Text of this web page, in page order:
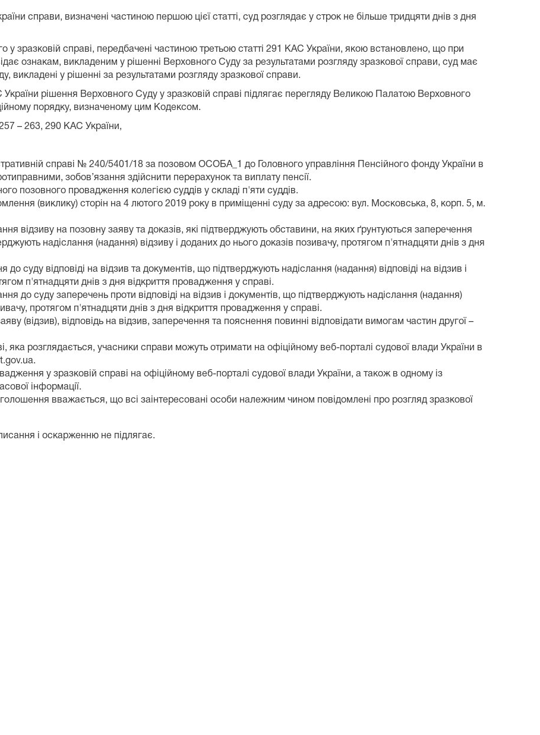
справи, визначені частиною першою цієї статті, суд розглядає у строк не більше тридцяти днів з дня
у зразковій справі, передбачені частиною третьою статті 291 КАС України, якою встановлено, що при
ознакам, викладеним у рішенні Верховного Суду за результатами розгляду зразкової справи, суд має
викладені у рішенні за результатами розгляду зразкової справи.
рішення Верховного Суду у зразковій справі підлягає перегляду Великою Палатою Верховного
порядку, визначеному цим Кодексом.
– 263, 290 КАС України,
справі № 240/5401/18 за позовом ОСОБА_1 до Головного управління Пенсійного фонду України в
зобов’язання здійснити перерахунок та виплату пенсії.
позовного провадження колегією суддів у складі п'яти суддів.
(виклику) сторін на 4 лютого 2019 року в приміщенні суду за адресою: вул. Московська, 8, корп. 5, м.
відзиву на позовну заяву та доказів, які підтверджують обставини, на яких ґрунтуються заперечення
надіслання (надання) відзиву і доданих до нього доказів позивачу, протягом п'ятнадцяти днів з дня
суду відповіді на відзив та документів, що підтверджують надіслання (надання) відповіді на відзив і
п'ятнадцяти днів з дня відкриття провадження у справі.
до суду заперечень проти відповіді на відзив і документів, що підтверджують надіслання (надання)
протягом п'ятнадцяти днів з дня відкриття провадження у справі.
(відзив), відповідь на відзив, заперечення та пояснення повинні відповідати вимогам частин другої –
яка розглядається, учасники справи можуть отримати на офіційному веб-порталі судової влади України в
у зразковій справі на офіційному веб-порталі судової влади України, а також в одному із
інформації.
вважається, що всі заінтересовані особи належним чином повідомлені про розгляд зразкової
і оскарженню не підлягає.